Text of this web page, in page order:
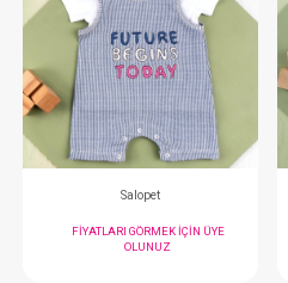
Elbise...Flower Penye
FIYATLARI GÖRMEK IÇIN ÜYE
OLUNUZ
#135.785533